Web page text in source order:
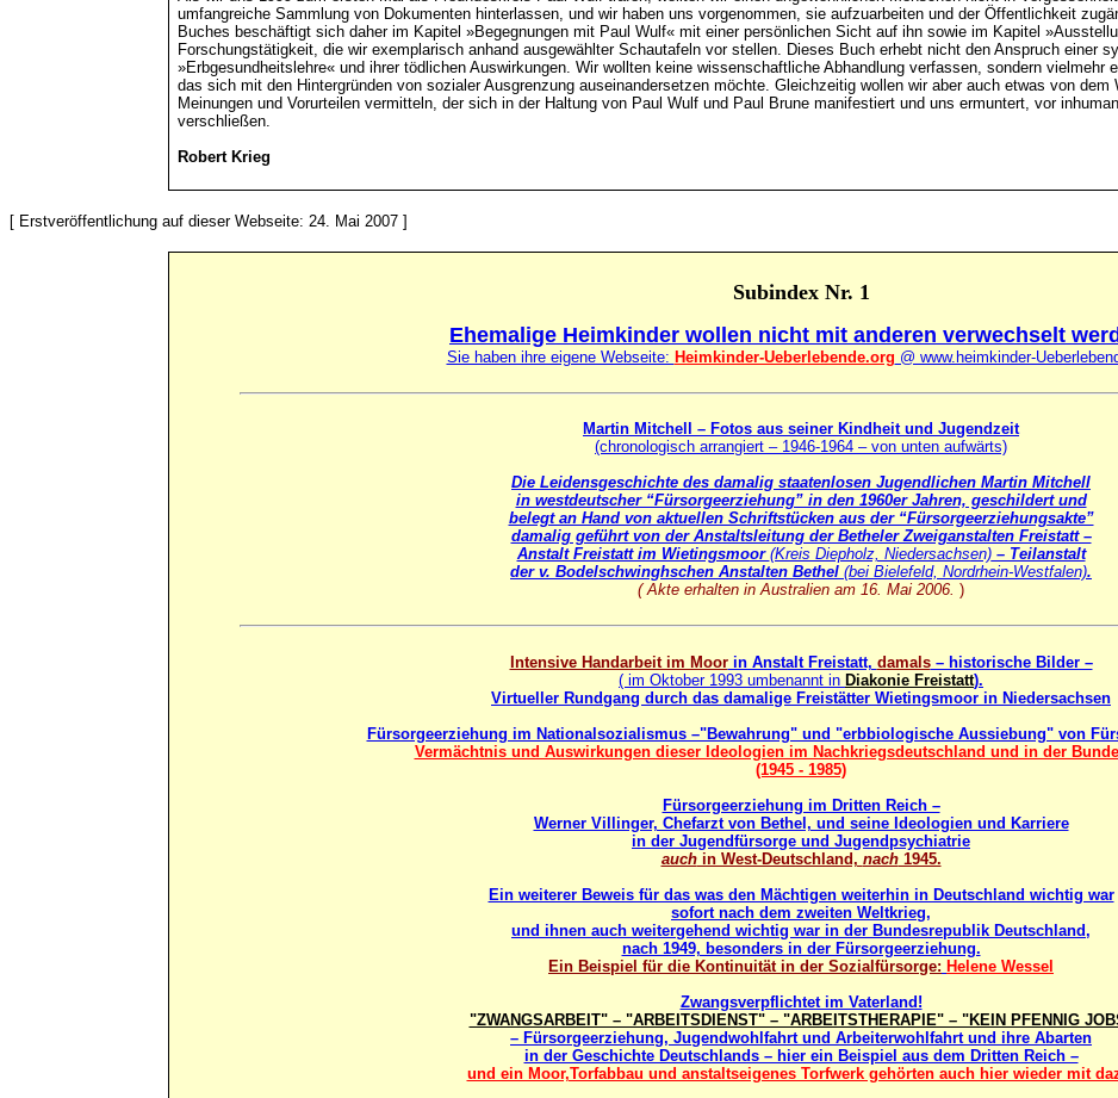
umfangreiche Sammlung von Dokumenten hinterlassen, und wir haben uns vorgenommen, sie aufzuarbeiten und der Öffentlichkeit
Buches beschäftigt sich daher im Kapitel »Begegnungen mit Paul Wulf« mit einer persönlichen Sicht auf ihn sowie im Kapitel
Forschungstätigkeit, die wir exemplarisch anhand ausgewählter Schautafeln vor stellen. Dieses Buch erhebt nicht den Anspruch einer
»Erbgesundheitslehre« und ihrer tödlichen Auswirkungen. Wir wollten keine wissenschaftliche Abhandlung verfassen, sondern vielmehr
das sich mit den Hintergründen von sozialer Ausgrenzung auseinandersetzen möchte. Gleichzeitig wollen wir aber auch etwas von dem
Meinungen und Vorurteilen vermitteln, der sich in der Haltung von Paul Wulf und Paul Brune manifestiert und uns ermuntert, vor
verschließen.
Robert Krieg
[ Erstveröffentlichung auf dieser Webseite: 24. Mai 2007 ]
Subindex Nr. 1
Ehemalige Heimkinder wollen nicht mit anderen verwechselt
Sie haben ihre eigene Webseite: Heimkinder-Ueberlebende.org @ www.heimkinder-
Martin Mitchell – Fotos aus seiner Kindheit und Jugendzeit
(chronologisch arrangiert – 1946-1964 – von unten aufwärts)
Die Leidensgeschichte des damalig staatenlosen Jugendlichen Martin Mitchell
in westdeutscher “Fürsorgeerziehung” in den 1960er Jahren, geschildert und
belegt an Hand von aktuellen Schriftstücken aus der “Fürsorgeerziehungsakte”
damalig geführt von der Anstaltsleitung der Betheler Zweiganstalten Freistatt –
Anstalt Freistatt im Wietingsmoor (Kreis Diepholz, Niedersachsen)– Teilanstalt
der v. Bodelschwinghschen Anstalten Bethel (bei Bielefeld, Nordrhein-Westfalen).
( Akte erhalten in Australien am 16. Mai 2006. )
Intensive Handarbeit im Moorin Anstalt Freistatt, damals– historische Bilder –
( im Oktober 1993 umbenannt in Diakonie Freistatt).
Virtueller Rundgang durch das damalige Freistätter Wietingsmoor in Niedersachsen
Fürsorgeerziehung im Nationalsozialismus –"Bewahrung" und "erbbiologische Aussiebung" von
Vermächtnis und Auswirkungen dieser Ideologien im Nachkriegsdeutschland und in der
(1945 - 1985)
Fürsorgeerziehung im Dritten Reich –
Werner Villinger, Chefarzt von Bethel, und seine Ideologien und Karriere
in der Jugendfürsorge und Jugendpsychiatrie
auchin West-Deutschland, nach1945.
Ein weiterer Beweis für das was den Mächtigen weiterhin in Deutschland wichtig war
sofort nach dem zweiten Weltkrieg,
und ihnen auch weitergehend wichtig war in der Bundesrepublik Deutschland,
nach 1949, besonders in der Fürsorgeerziehung.
Ein Beispiel für die Kontinuität in der Sozialfürsorge: Helene Wessel
Zwangsverpflichtet im Vaterland!
"ZWANGSARBEIT" – "ARBEITSDIENST" – "ARBEITSTHERAPIE" – "KEIN PFENNIG
– Fürsorgeerziehung, Jugendwohlfahrt und Arbeiterwohlfahrt und ihre Abarten
in der Geschichte Deutschlands – hier ein Beispiel aus dem Dritten Reich –
und ein Moor,Torfabbau und anstaltseigenes Torfwerk gehörten auch hier wieder mit